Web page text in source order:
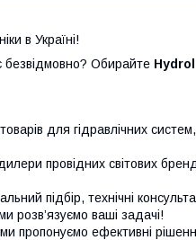
в Україні!
Обирайте
для гідравлічних
провідних світових
підбір, технічні
розв’язуємо ваші задачі!
пропонуємо ефективні